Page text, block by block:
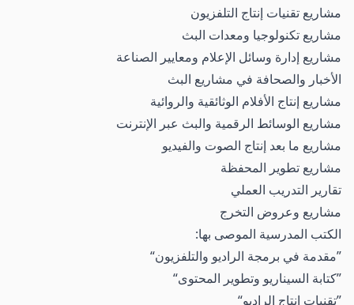
مشاريع تقنيات إنتاج التلفزيون
مشاريع تكنولوجيا ومعدات البث
مشاريع إدارة وسائل الإعلام ومعايير الصناعة
الأخبار والصحافة في مشاريع البث
مشاريع إنتاج الأفلام الوثائقية والروائية
مشاريع الوسائط الرقمية والبث عبر الإنترنت
مشاريع ما بعد إنتاج الصوت والفيديو
مشاريع تطوير المحفظة
تقارير التدريب العملي
مشاريع وعروض التخرج
الكتب المدرسية الموصى بها:
مقدمة في برمجة الراديو والتلفزيون
كتابة السيناريو وتطوير المحتوى
تقنيات إنتاج الراديو